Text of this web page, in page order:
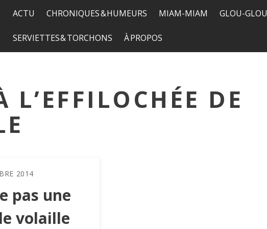
ACTU CHRONIQUES & HUMEURS MIAM-MIAM GLOU-GLOU
SERVIETTES & TORCHONS À PROPOS
L’EFFILOCHÉE DE
2014
pas une
volaille